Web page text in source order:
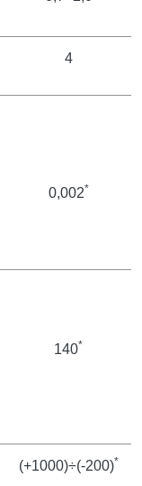
4
0,002*
140*
(+1000)÷(-200)*